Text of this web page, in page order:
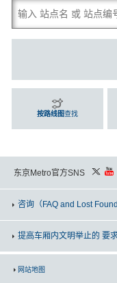
按路线图查找
东京Metro官方SNS
咨询 （FAQ and Lost Found
提高车厢内文明举止的 要
网站地图